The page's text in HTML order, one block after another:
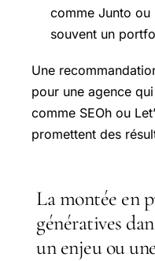
comme Junto ou
souvent un
Une
pour une agence
comme SEOh ou
promettent des
La montée en
génératives
un enjeu ou